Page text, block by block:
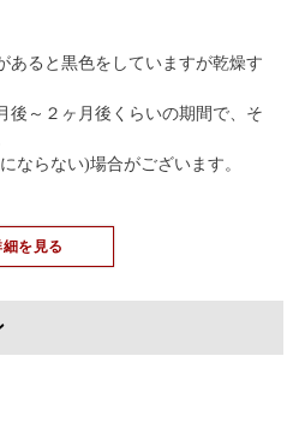
あると黒色をしていますが乾燥す
後～２ヶ月後くらいの期間で、そ
ならない)場合がございます。
細を見る